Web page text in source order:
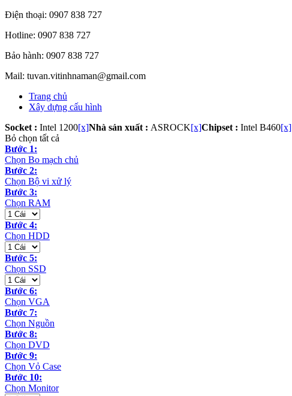
Điện thoại: 0907 838 727
Hotline: 0907 838 727
Bảo hành: 0907 838 727
Mail: tuvan.vitinhnaman@gmail.com
Trang chủ
Xây dựng cấu hình
Socket : Intel 1200[x]Nhà sản xuất : ASROCK[x]Chipset : Intel B460[x]
Bỏ chọn tất cả
Bước 1:
Chọn Bo mạch chủ
Bước 2:
Chọn Bộ vi xử lý
Bước 3:
Chọn RAM
Bước 4:
Chọn HDD
Bước 5:
Chọn SSD
Bước 6:
Chọn VGA
Bước 7:
Chọn Nguồn
Bước 8:
Chọn DVD
Bước 9:
Chọn Vỏ Case
Bước 10:
Chọn Monitor